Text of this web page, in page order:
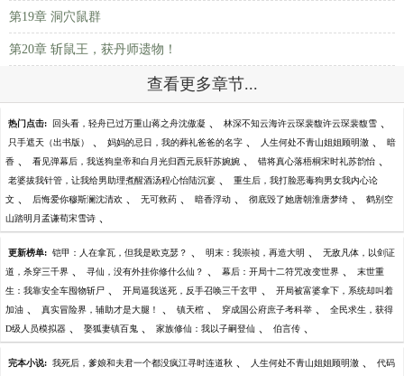
第19章 洞穴鼠群
第20章 斩鼠王，获丹师遗物！
查看更多章节...
热门点击: 回头看，轻舟已过万重山蒋之舟沈傲凝 、 林深不知云海许云琛裴馥许云琛裴馥雪 、
只手遮天（出书版） 、 妈妈的忌日，我的葬礼爸爸的名字 、 人生何处不青山姐姐顾明澈 、 暗
香 、 看见弹幕后，我送狗皇帝和白月光归西元辰轩苏婉婉 、 错将真心落梧桐宋时礼苏韵怡 、
老婆拔我针管，让我给男助理煮醒酒汤程心怡陆沉宴 、 重生后，我打脸恶毒狗男女我内心论
文 、 后悔爱你穆斯澜沈清欢 、 无可救药 、 暗香浮动 、 彻底毁了她唐朝淮唐梦绮 、 鹤别空
山踏明月孟谦荀宋雪诗 、
更新榜单: 铠甲：人在拿瓦，但我是欧克瑟？ 、 明末：我崇祯，再造大明 、 无敌凡体，以剑证
道，杀穿三千界 、 寻仙，没有外挂你修什么仙？ 、 幕后：开局十二符咒改变世界 、 末世重
生：我靠安全车囤物斩尸 、 开局逼我送死，反手召唤三千玄甲 、 开局被富婆拿下，系统却叫着
加油 、 真实冒险界，辅助才是大腿！ 、 镇天棺 、 穿成国公府庶子考科举 、 全民求生，获得
D级人员模拟器 、 娶狐妻镇百鬼 、 家族修仙：我以子嗣登仙 、 伯言传 、
完本小说: 我死后，爹娘和夫君一个都没疯江寻时连道秋 、 人生何处不青山姐姐顾明澈 、 代码